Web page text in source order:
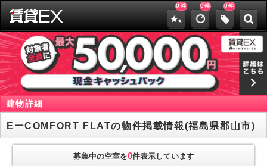
0 件 0件 0件
建物詳細
EーCOMFORT FLATの物件掲載情報(福島県郡山市)
募集中の空室を0件表示しています